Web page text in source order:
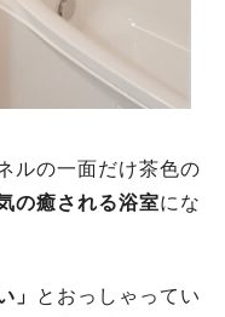
ルの一面だけ茶色の
の癒される浴室にな
」
とおっしゃってい